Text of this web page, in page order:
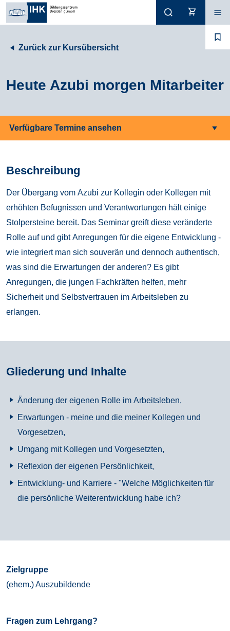
Zurück zur Kursübersicht
Heute Azubi morgen Mitarbeiter
Verfügbare Termine ansehen
Beschreibung
Der Übergang vom Azubi zur Kollegin oder Kollegen mit
erhöhten Befugnissen und Verantwortungen hält einige
Stolpersteine bereit. Das Seminar greift diese veränderte
Rolle auf und gibt Anregungen für die eigene Entwicklung -
wie integriert man sich souverän und dennoch authentisch,
was sind die Erwartungen der anderen? Es gibt
Anregungen, die jungen Fachkräften helfen, mehr
Sicherheit und Selbstvertrauen im Arbeitsleben zu
erlangen.
Gliederung und Inhalte
Änderung der eigenen Rolle im Arbeitsleben,
Erwartungen - meine und die meiner Kollegen und
Vorgesetzen,
Umgang mit Kollegen und Vorgesetzten,
Reflexion der eigenen Persönlichkeit,
Entwicklung- und Karriere - "Welche Möglichkeiten für
die persönliche Weiterentwicklung habe ich?
Zielgruppe
(ehem.) Auszubildende
Fragen zum Lehrgang?